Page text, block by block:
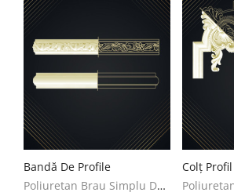
Bandă De Profile
Poliuretan Brau Simplu Decoratiuni Casa
Colț Profil